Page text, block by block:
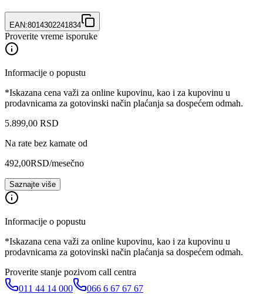
EAN:8014302241834
Proverite vreme isporuke
Informacije o popustu
*Iskazana cena važi za online kupovinu, kao i za kupovinu u
prodavnicama za gotovinski način plaćanja sa dospećem odmah.
5.899,00 RSD
Na rate bez kamate od
492,00RSD/mesečno
Saznajte više
Informacije o popustu
*Iskazana cena važi za online kupovinu, kao i za kupovinu u
prodavnicama za gotovinski način plaćanja sa dospećem odmah.
Proverite stanje pozivom call centra
011 44 14 000
066 6 67 67 67